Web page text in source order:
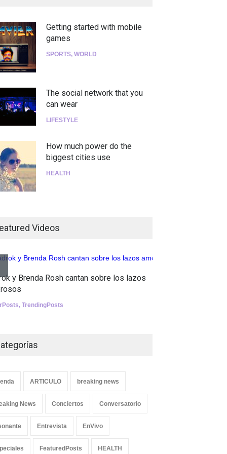
Getting started with mobile
games
SPORTS, WORLD
The social network that you
can wear
LIFESTYLE
How much power do the
biggest cities use
HEALTH
Nuclear fusion closer to
SCIENCE
Videos
y Brenda Rosh cantan sobre los lazos
, TrendingPosts
ARTICULO breaking news
News Conciertos Conversatorio
Entrevista EnVivo
FeaturedPosts HEALTH